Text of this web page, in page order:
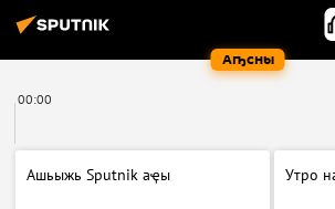
Аҧсны
00:00
Ашьыжь Sputnik аҿы Утро